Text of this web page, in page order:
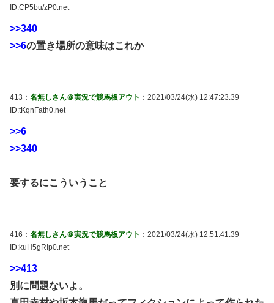
ID:CP5bu/zP0.net
>>340
>>6の置き場所の意味はこれか
413： 名無しさん＠実況で競馬板アウト ：2021/03/24(水) 12:47:23.39
ID:tKqnFath0.net
>>6
>>340
要するにこういうこと
416： 名無しさん＠実況で競馬板アウト ：2021/03/24(水) 12:51:41.39
ID:kuH5gRIp0.net
>>413
別に問題ないよ。